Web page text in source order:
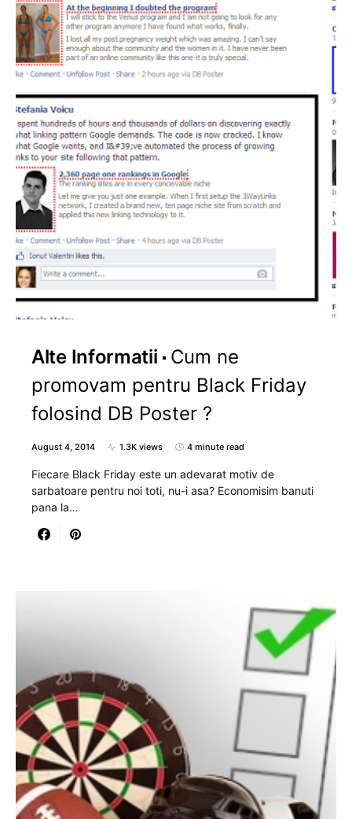
Alte Informatii
Cum ne
promovam pentru Black Friday
folosind DB Poster ?
August 4, 2014 1.3K views 4 minute read
Fiecare Black Friday este un adevarat motiv de
sarbatoare pentru noi toti, nu-i asa? Economisim banuti
pana la…